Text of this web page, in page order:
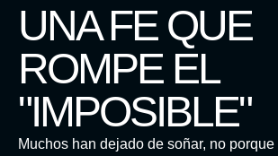
UNA FE QUE
ROMPE EL
"IMPOSIBLE"
Muchos han dejado de soñar, no